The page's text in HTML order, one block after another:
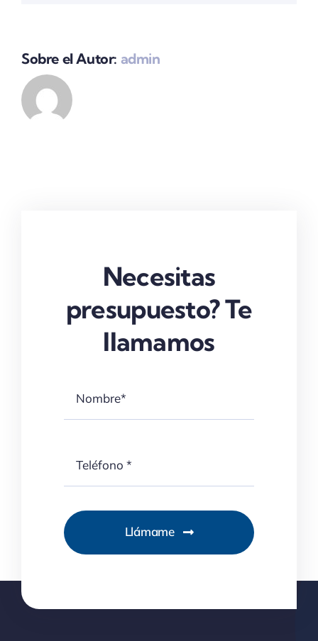
Sobre el Autor: admin
Necesitas
presupuesto? Te
llamamos
Llámame